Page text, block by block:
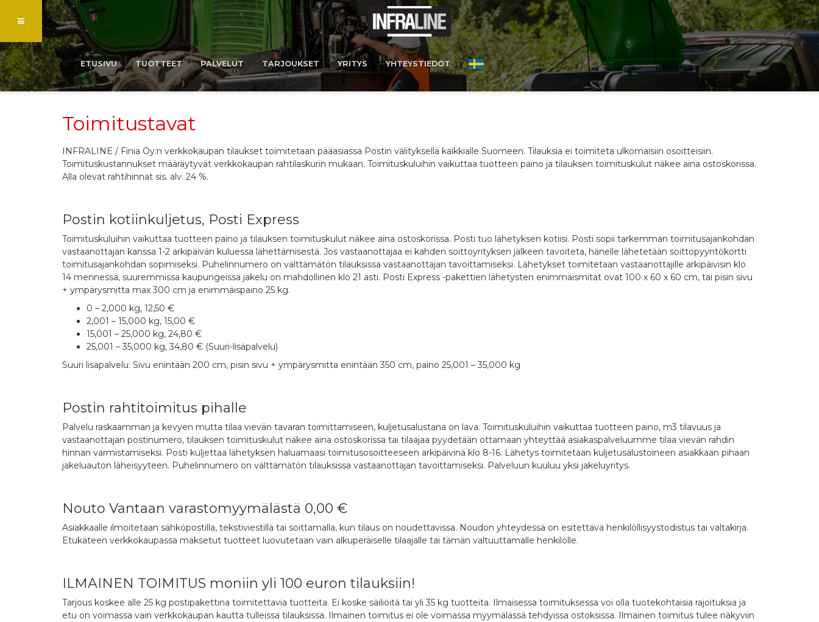
ETUSIVU TUOTTEET PALVELUT TARJOUKSET YRITYS YHTEYSTIEDOT
Toimitustavat
INFRALINE / Finia Oy:n verkkokaupan tilaukset toimitetaan pääasiassa Postin välityksellä kaikkialle Suomeen. Tilauksia ei toimiteta ulkomaisiin osoitteisiin.
Toimituskustannukset määräytyvät verkkokaupan rahtilaskurin mukaan. Toimituskuluihin vaikuttaa tuotteen paino ja tilauksen toimituskulut näkee aina ostoskorissa.
Alla olevat rahtihinnat sis. alv. 24 %.
Postin kotiinkuljetus, Posti Express
Toimituskuluihin vaikuttaa tuotteen paino ja tilauksen toimituskulut näkee aina ostoskorissa. Posti tuo lähetyksen kotiisi. Posti sopii tarkemman toimitusajankohdan
vastaanottajan kanssa 1-2 arkipäivän kuluessa lähettämisestä. Jos vastaanottajaa ei kahden soittoyrityksen jälkeen tavoiteta, hänelle lähetetään soittopyyntökortti
toimitusajankohdan sopimiseksi. Puhelinnumero on välttämätön tilauksissa vastaanottajan tavoittamiseksi. Lähetykset toimitetaan vastaanottajille arkipäivisin klo
14 mennessä, suuremmissa kaupungeissa jakelu on mahdollinen klo 21 asti. Posti Express -pakettien lähetysten enimmäismitat ovat 100 x 60 x 60 cm, tai pisin sivu
+ ympärysmitta max 300 cm ja enimmäispaino 25 kg.
0 – 2,000 kg, 12,50 €
2,001 – 15,000 kg, 15,00 €
15,001 – 25,000 kg, 24,80 €
25,001 – 35,000 kg, 34,80 € (Suuri-lisäpalvelu)
Suuri lisäpalvelu: Sivu enintään 200 cm, pisin sivu + ympärysmitta enintään 350 cm, paino 25,001 – 35,000 kg
Postin rahtitoimitus pihalle
Palvelu raskaamman ja kevyen mutta tilaa vievän tavaran toimittamiseen, kuljetusalustana on lava. Toimituskuluihin vaikuttaa tuotteen paino, m3 tilavuus ja
vastaanottajan postinumero, tilauksen toimituskulut näkee aina ostoskorissa tai tilaajaa pyydetään ottamaan yhteyttää asiakaspalveluumme tilaa vievän rahdin
hinnan varmistamiseksi. Posti kuljettaa lähetyksen haluamaasi toimitusosoitteeseen arkipäivinä klo 8-16. Lähetys toimitetaan kuljetusalustoineen asiakkaan pihaan
jakeluauton läheisyyteen. Puhelinnumero on välttämätön tilauksissa vastaanottajan tavoittamiseksi. Palveluun kuuluu yksi jakeluyritys.
Nouto Vantaan varastomyymälästä 0,00 €
Asiakkaalle ilmoitetaan sähköpostilla, tekstiviestillä tai soittamalla, kun tilaus on noudettavissa. Noudon yhteydessä on esitettävä henkilöllisyystodistus tai valtakirja.
Etukäteen verkkokaupassa maksetut tuotteet luovutetaan vain alkuperäiselle tilaajalle tai tämän valtuuttamalle henkilölle.
ILMAINEN TOIMITUS moniin yli 100 euron tilauksiin!
Tarjous koskee alle 25 kg postipakettina toimitettavia tuotteita. Ei koske säiliöitä tai yli 35 kg tuotteita. Ilmaisessa toimituksessa voi olla tuotekohtaisia rajoituksia ja
etu on voimassa vain verkkokaupan kautta tulleissa tilauksissa. Ilmainen toimitus ei ole voimassa myymälässä tehdyissa ostoksissa. Ilmainen toimitus tulee näkyviin